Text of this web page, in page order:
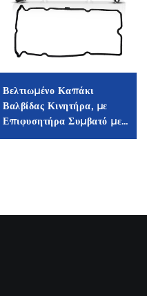
Βελτιωμένο Καπάκι
Βαλβίδας Κινητήρα, με
Επιφυσητήρα Συμβατό με
Nissan Frontier 2005-